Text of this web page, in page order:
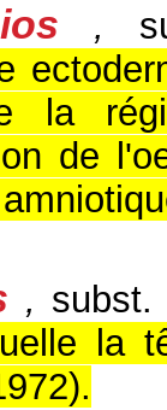
,
la
de
, subst.
la
).